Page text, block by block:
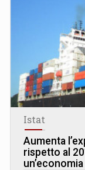
Istat
Aumenta
rispetto al